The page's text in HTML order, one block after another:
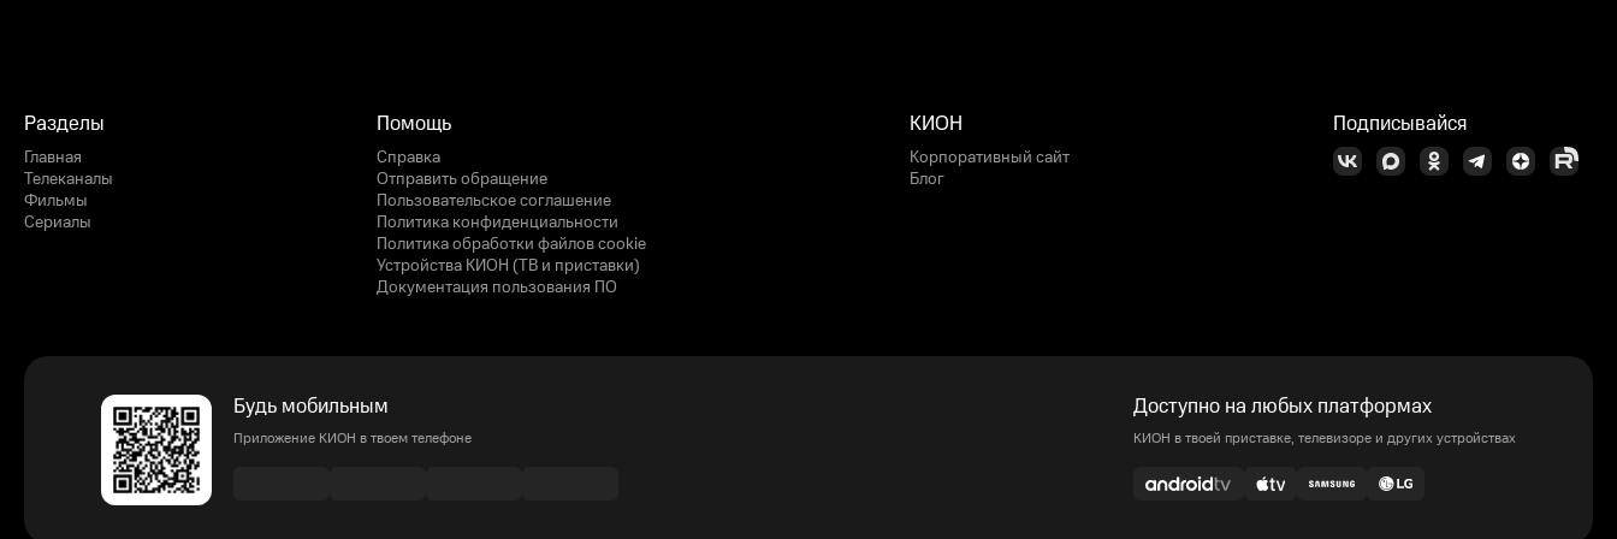
Разделы
Главная
Телеканалы
Фильмы
Сериалы
Помощь
Справка
Отправить обращение
Пользовательское соглашение
Политика конфиденциальности
Политика обработки файлов cookie
Устройства КИОН (ТВ и приставки)
Документация пользования ПО
КИОН
Корпоративный сайт
Блог
Подписывайся
Будь мобильным
Приложение КИОН в твоем телефоне
Доступно на любых платформах
КИОН в твоей приставке, телевизоре и других устройствах